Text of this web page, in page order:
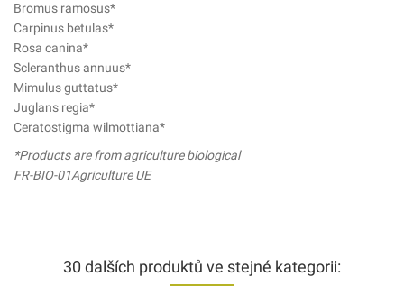
Bromus ramosus*
Carpinus betulas*
Rosa canina*
Scleranthus annuus*
Mimulus guttatus*
Juglans regia*
Ceratostigma wilmottiana*
*Products are from agriculture biological
FR-BIO-01Agriculture UE
30 dalších produktů ve stejné kategorii: